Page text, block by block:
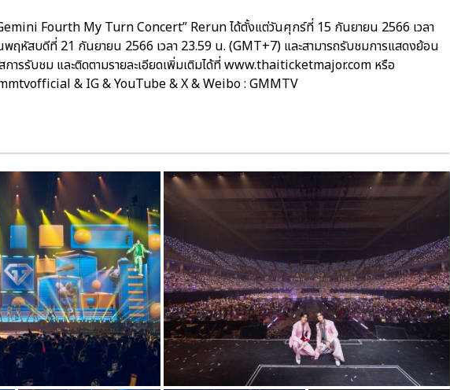
Fourth My Turn Concert” Rerun ได้ตั้งแต่วันศุกร์ที่ 15 กันยายน 2566 เวลา
ฤหัสบดีที่ 21 กันยายน 2566 เวลา 23.59 น. (GMT+7) และสามารถรับชมการแสดงย้อน
ารรับชม และติดตามรายละเอียดเพิ่มเติมได้ที่ www.thaiticketmajor.com หรือ
& IG & YouTube & X & Weibo : GMMTV